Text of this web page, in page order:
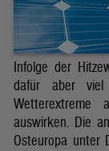
Infolge der
dafür aber
auswirken. Die
Osteuropa unter